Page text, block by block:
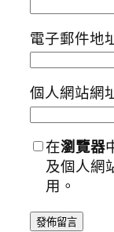
電子郵件地
個人網站網
在瀏覽器
及個人網
用。